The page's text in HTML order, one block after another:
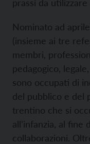
prassi da
Nominato ad
(insieme ai tre
membri,
pedagogico,
sono occupati di
del pubblico e del
trentino che si
all’infanzia, al fine
collaborazioni.